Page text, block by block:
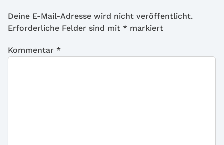
Deine E-Mail-Adresse wird nicht veröffentlicht.
Erforderliche Felder sind mit * markiert
Kommentar *